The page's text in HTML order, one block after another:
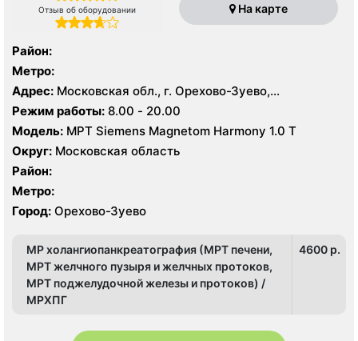
Отзыв об оборудовании На карте
Район:
Метро:
Адрес: Московская обл., г. Орехово-Зуево,
Набережная ул., 10А
Режим работы: 8.00 - 20.00
Модель: МРТ Siemens Magnetom Harmony 1.0 Т
Округ: Московская область
Район:
Метро:
Город: Орехово-Зуево
МР холангиопанкреатография (МРТ печени,
МРТ желчного пузыря и желчных протоков,
МРТ поджелудочной железы и протоков) /
МРХПГ
4600 p.